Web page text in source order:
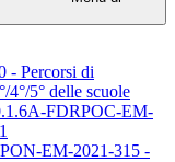
- Percorsi di
4°/5° delle scuole
FDRPOC-EM-
EM-2021-315 -